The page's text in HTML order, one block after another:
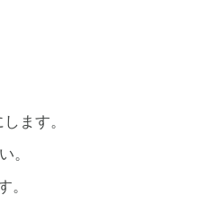
ます。
。
。